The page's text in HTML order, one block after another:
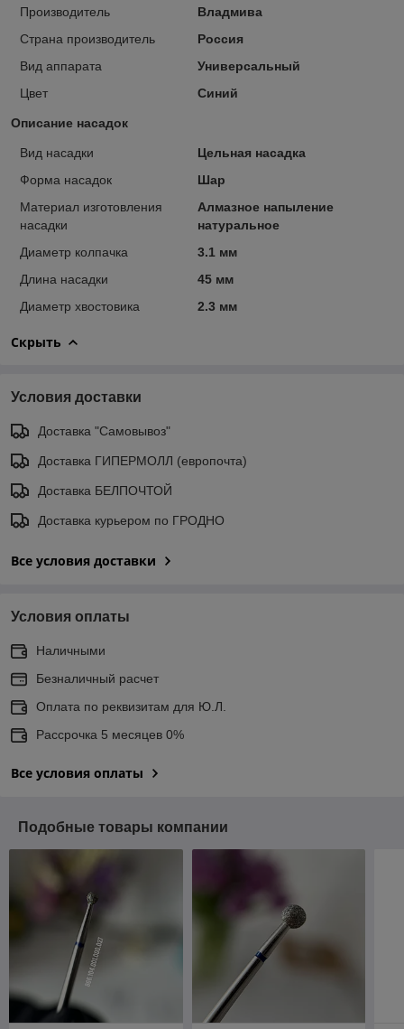
Производитель
Владмива
Страна производитель
Россия
Вид аппарата
Универсальный
Цвет
Синий
Описание насадок
Вид насадки
Цельная насадка
Форма насадок
Шар
Материал изготовления
насадки
Алмазное напыление
натуральное
Диаметр колпачка
3.1 мм
Длина насадки
45 мм
Диаметр хвостовика
2.3 мм
Скрыть
Условия доставки
Доставка "Самовывоз"
Доставка ГИПЕРМОЛЛ (европочта)
Доставка БЕЛПОЧТОЙ
Доставка курьером по ГРОДНО
Все условия доставки
Условия оплаты
Наличными
Безналичный расчет
Оплата по реквизитам для Ю.Л.
Рассрочка 5 месяцев 0%
Все условия оплаты
Подобные товары компании